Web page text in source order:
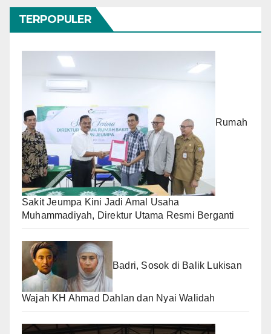
TERPOPULER
Rumah
Sakit Jeumpa Kini Jadi Amal Usaha
Muhammadiyah, Direktur Utama Resmi Berganti
Badri, Sosok di Balik Lukisan
Wajah KH Ahmad Dahlan dan Nyai Walidah